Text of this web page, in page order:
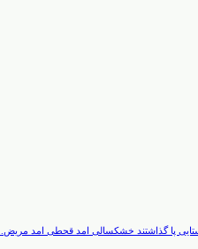
پا گذاشتند خشکسالی امد قحطی امد مریض...